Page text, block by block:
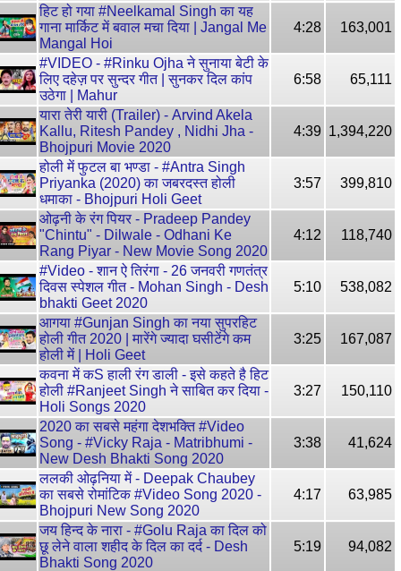
हिट हो गया #Neelkamal Singh का यह
गाना मार्किट में बवाल मचा दिया | Jangal Me
Mangal Hoi
4:28 163,001
#VIDEO - #Rinku Ojha ने सुनाया बेटी के
लिए दहेज़ पर सुन्दर गीत | सुनकर दिल कांप
उठेगा | Mahur
6:58 65,111
यारा तेरी यारी (Trailer) - Arvind Akela
Kallu, Ritesh Pandey , Nidhi Jha -
Bhojpuri Movie 2020
4:39 1,394,220
होली में फुटल बा भण्डा - #Antra Singh
Priyanka (2020) का जबरदस्त होली
धमाका - Bhojpuri Holi Geet
3:57 399,810
ओढ़नी के रंग पियर - Pradeep Pandey
"Chintu" - Dilwale - Odhani Ke
Rang Piyar - New Movie Song 2020
4:12 118,740
#Video - शान ऐ तिरंगा - 26 जनवरी गणतंत्र
दिवस स्पेशल गीत - Mohan Singh - Desh
bhakti Geet 2020
5:10 538,082
आगया #Gunjan Singh का नया सुपरहिट
होली गीत 2020 | मारेंगे ज्यादा घसीटेंगे कम
होली में | Holi Geet
3:25 167,087
कवना में कS हाली रंग डाली - इसे कहते है हिट
होली #Ranjeet Singh ने साबित कर दिया -
Holi Songs 2020
3:27 150,110
2020 का सबसे महंगा देशभक्ति #Video
Song - #Vicky Raja - Matribhumi -
New Desh Bhakti Song 2020
3:38 41,624
ललकी ओढ़निया में - Deepak Chaubey
का सबसे रोमांटिक #Video Song 2020 -
Bhojpuri New Song 2020
4:17 63,985
जय हिन्द के नारा - #Golu Raja का दिल को
छू लेने वाला शहीद के दिल का दर्द - Desh
Bhakti Song 2020
5:19 94,082